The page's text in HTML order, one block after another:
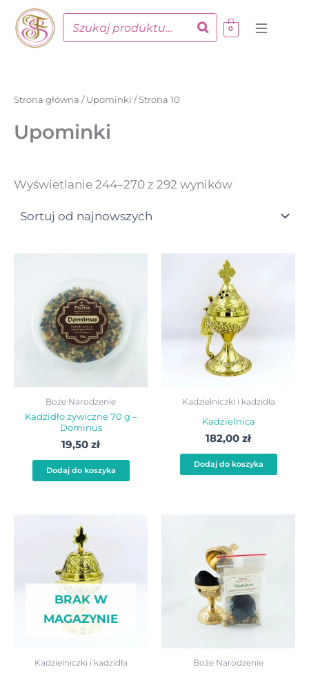
Przejdź
treści
0
Strona główna /Upominki / Strona 10
Upominki
Wyświetlanie 244–270 z 292 wyników
według
najnowszych
Boże Narodzenie
Kadzidło żywiczne 70 g –
Dominus
19,50 zł
Dodaj do koszyka
Kadzielniczki i kadzidła
Kadzielnica
182,00 zł
Dodaj do koszyka
BRAK W
MAGAZYNIE
Kadzielniczki i kadzidła Boże Narodzenie